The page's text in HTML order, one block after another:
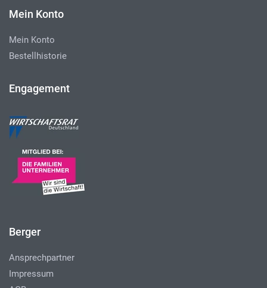
Mein Konto
Mein Konto
Bestellhistorie
Engagement
Berger
Ansprechpartner
Impressum